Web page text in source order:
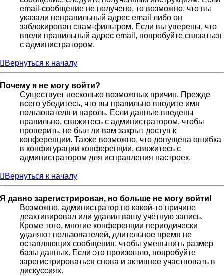
email-сообщение не получено, то возможно, что вы
указали неправильный адрес email либо он
заблокирован спам-фильтром. Если вы уверены, что
ввели правильный адрес email, попробуйте связаться
с администратором.
Вернуться к началу
Почему я не могу войти?
Существует несколько возможных причин. Прежде
всего убедитесь, что вы правильно вводите имя
пользователя и пароль. Если данные введены
правильно, свяжитесь с администратором, чтобы
проверить, не был ли вам закрыт доступ к
конференции. Также возможно, что допущена ошибка
в конфигурации конференции, свяжитесь с
администратором для исправления настроек.
Вернуться к началу
Я давно зарегистрирован, но больше не могу войти!
Возможно, администратор по какой-то причине
деактивировал или удалил вашу учётную запись.
Кроме того, многие конференции периодически
удаляют пользователей, длительное время не
оставляющих сообщения, чтобы уменьшить размер
базы данных. Если это произошло, попробуйте
зарегистрироваться снова и активнее участвовать в
дискуссиях.